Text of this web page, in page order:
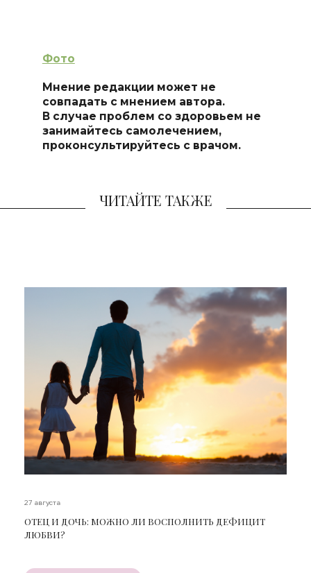
Фото
Мнение редакции может не
совпадать с мнением автора.
В случае проблем со здоровьем не
занимайтесь самолечением,
проконсультируйтесь с врачом.
ЧИТАЙТЕ ТАКЖЕ
27 августа
ОТЕЦ И ДОЧЬ: МОЖНО ЛИ ВОСПОЛНИТЬ ДЕФИЦИТ
ЛЮБВИ?